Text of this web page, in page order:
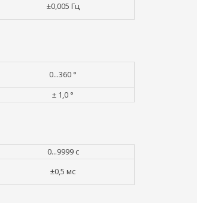
±0,005 Гц
0...360 °
± 1,0 °
0...9999 c
±0,5 мc